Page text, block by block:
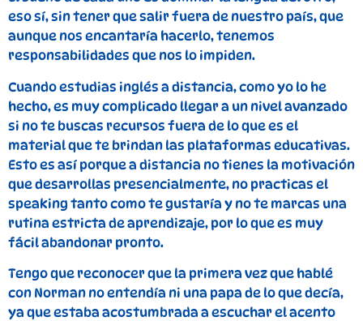
eso sí, sin tener que salir fuera de nuestro país, que
aunque nos encantaría hacerlo, tenemos
responsabilidades que nos lo impiden.
Cuando estudias inglés a distancia, como yo lo he
hecho, es muy complicado llegar a un nivel avanzado
si no te buscas recursos fuera de lo que es el
material que te brindan las plataformas educativas.
Esto es así porque a distancia no tienes la motivación
que desarrollas presencialmente, no practicas el
speaking tanto como te gustaría y no te marcas una
rutina estricta de aprendizaje, por lo que es muy
fácil abandonar pronto.
Tengo que reconocer que la primera vez que hablé
con Norman no entendía ni una papa de lo que decía,
ya que estaba acostumbrada a escuchar el acento